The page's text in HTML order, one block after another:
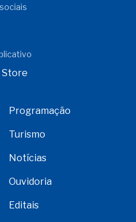
Store
Programação
Turismo
Notícias
Ouvidoria
Editais